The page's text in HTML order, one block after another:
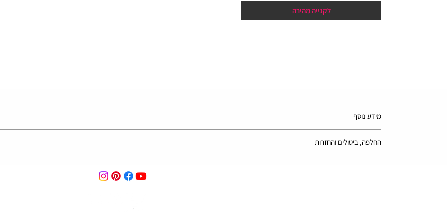
לקנייה מהירה
מידע נוסף
החלפה, ביטולים והחזרות